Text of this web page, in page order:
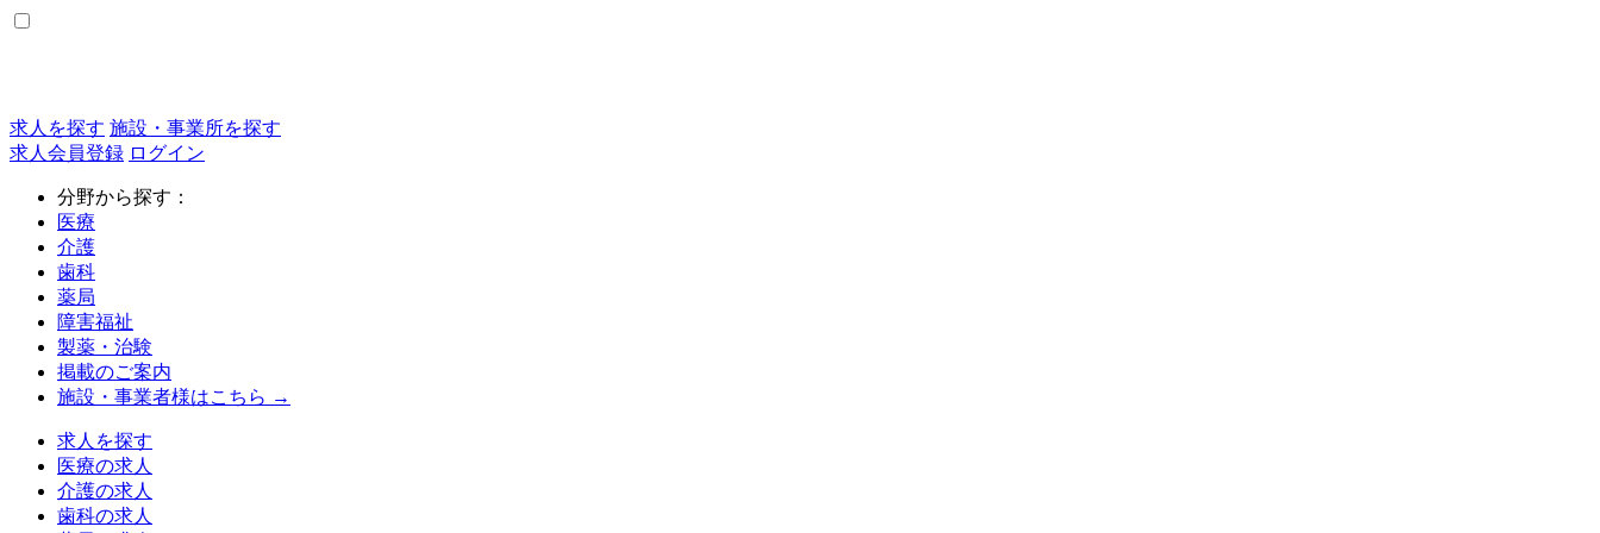
求人を探す 施設・事業所を探す
求人会員登録 ログイン
分野から探す：
医療
介護
歯科
薬局
障害福祉
製薬・治験
掲載のご案内
施設・事業者様はこちら →
求人を探す
医療の求人
介護の求人
歯科の求人